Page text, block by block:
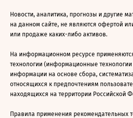
Новости, аналитика, прогнозы и другие
на данном сайте, не являются офертой
или продаже каких-либо активов.
На информационном ресурсе
технологии (информационные
информации на основе сбора,
относящихся к предпочтениям
находящихся на территории Российской
Правила применения рекомендательных